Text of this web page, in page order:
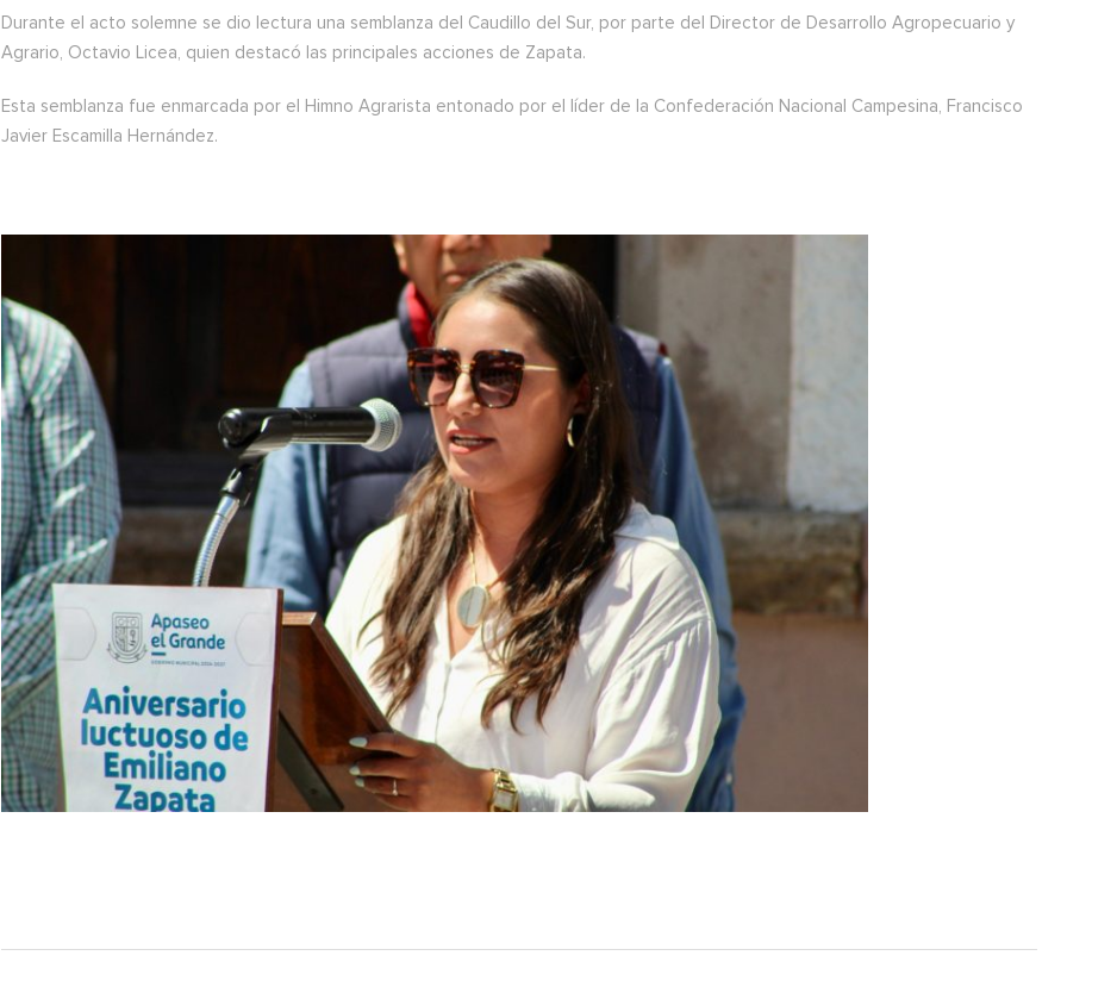
Durante el acto solemne se dio lectura una semblanza del Caudillo del Sur, por parte del Director de Desarrollo Agropecuario y
Agrario, Octavio Licea, quien destacó las principales acciones de Zapata.
Esta semblanza fue enmarcada por el Himno Agrarista entonado por el líder de la Confederación Nacional Campesina, Francisco
Javier Escamilla Hernández.